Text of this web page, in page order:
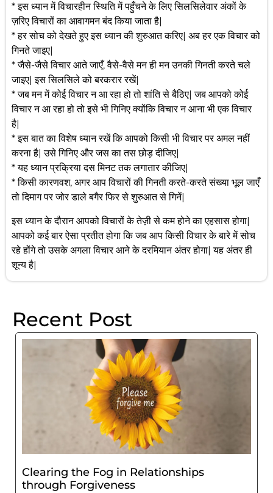
Recent Post
Clearing the Fog in Relationships
through Forgiveness
* इस ध्यान में विचारहीन स्थिति में पहुँचने के लिए सिलसिलेवार अंकों के
ज़रिए विचारों का आवागमन बंद किया जाता है|
* हर सोच को देखते हुए इस ध्यान की शुरुआत करिए| अब हर एक विचार को
गिनते जाइए|
* जैसे-जैसे विचार आते जाएँ, वैसे-वैसे मन ही मन उनकी गिनती करते चले
जाइए| इस सिलसिले को बरकरार रखें|
* जब मन में कोई विचार न आ रहा हो तो शांति से बैठिए| जब आपको कोई
विचार न आ रहा हो तो इसे भी गिनिए क्योंकि विचार न आना भी एक विचार
है|
* इस बात का विशेष ध्यान रखें कि आपको किसी भी विचार पर अमल नहीं
करना है| उसे गिनिए और जस का तस छोड़ दीजिए|
* यह ध्यान प्रक्रिया दस मिनट तक लगातार कीजिए|
* किसी कारणवश, अगर आप विचारों की गिनती करते-करते संख्या भूल जाएँ
तो दिमाग पर जोर डाले बगैर फिर से शुरुआत से गिनें|
इस ध्यान के दौरान आपको विचारों के तेज़ी से कम होने का एहसास होगा|
आपको कई बार ऐसा प्रतीत होगा कि जब आप किसी विचार के बारे में सोच
रहे होंगे तो उसके अगला विचार आने के दरमियान अंतर होगा| यह अंतर ही
शून्य है|